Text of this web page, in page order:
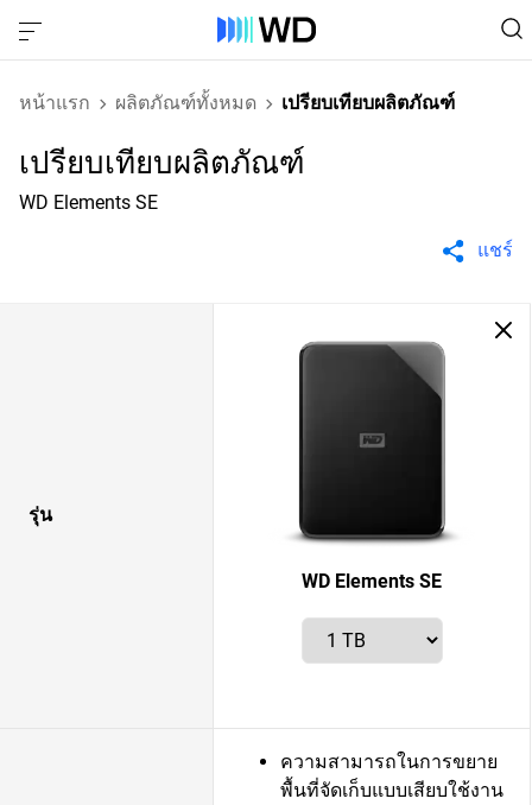
หน้าแรก ผลิตภัณฑ์ทั้งหมด เปรียบเทียบผลิตภัณฑ์
เปรียบเทียบผลิตภัณฑ์
WD Elements SE
แชร์
รุ่น
WD Elements SE
ความสามารถในการขยาย
พื้นที่จัดเก็บแบบเสียบใช้งาน